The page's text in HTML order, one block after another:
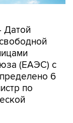
Датой
(ЕАЭС) с
6
по